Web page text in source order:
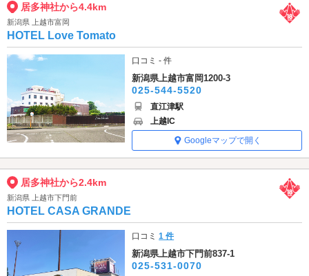
居多神社から4.4km
新潟県 上越市富岡
HOTEL Love Tomato
口コミ - 件
新潟県上越市富岡1200-3
025-544-5520
直江津駅
上越IC
Googleマップで開く
居多神社から2.4km
新潟県 上越市下門前
HOTEL CASA GRANDE
口コミ1 件
新潟県上越市下門前837-1
025-531-0070